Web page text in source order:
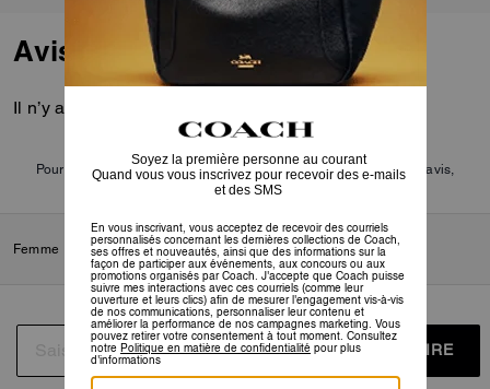
Avis
Il n’y a pas encore d’avis.
Pour plus d’informations sur la manière dont nous vérifions nos avis,
cliquezici.
Femme Accessoires et bijoux / Breloques de sacs et porte-clés
S’INSCRIRE